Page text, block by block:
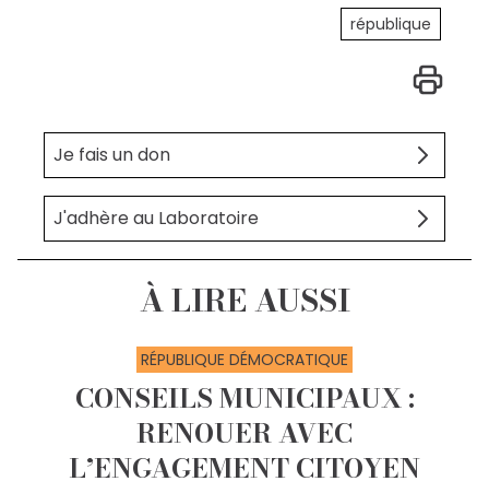
république
Je fais un don
J'adhère au Laboratoire
À LIRE AUSSI
RÉPUBLIQUE DÉMOCRATIQUE
CONSEILS MUNICIPAUX :
RENOUER AVEC
L’ENGAGEMENT CITOYEN